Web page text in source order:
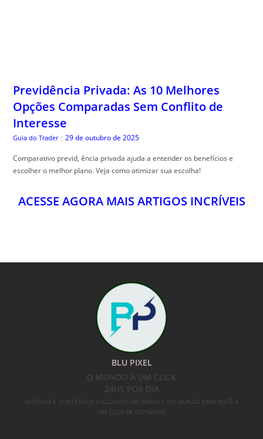
Previdência Privada: As 10 Melhores
Opções Comparadas Sem Conflito de
Interesse
Guia do Trader | 29 de outubro de 2025
Comparativo previd, ência privada ajuda a entender os benefícios e
escolher o melhor plano. Veja como otimizar sua escolha!
ACESSE AGORA MAIS ARTIGOS INCRÍVEIS
BLU PIXEL
O MUNDO A UM CLICK
24HS POR DIA
NOTÍCIAS E CONTEÚDOS EXCLUSIVOS DO BRASIL E DO MUNDO PARA VOCÊ A
UM CLICK DE DISTÂNCIA!